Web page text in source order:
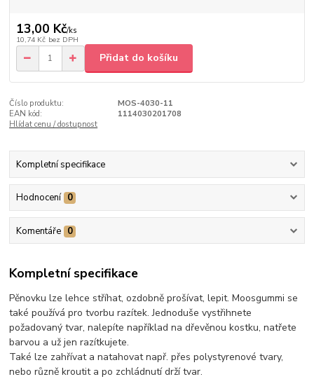
13,00 Kč/ks
10,74 Kč bez DPH
Přidat do košíku
Číslo produktu:
MOS-4030-11
EAN kód:
1114030201708
Hlídat cenu / dostupnost
Kompletní specifikace
Hodnocení 0
Komentáře 0
Kompletní specifikace
Pěnovku lze lehce stříhat, ozdobně prošívat, lepit. Moosgummi se
také používá pro tvorbu razítek. Jednoduše vystřihnete
požadovaný tvar, nalepíte například na dřevěnou kostku, natřete
barvou a už jen razítkujete.
Také lze zahřívat a natahovat např. přes polystyrenové tvary,
nebo různě kroutit a po zchládnutí drží tvar.